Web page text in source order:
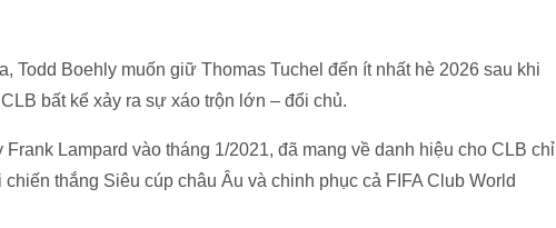
Todd Boehly muốn giữ Thomas Tuchel đến ít nhất hè 2026 sau khi
bất kể xảy ra sự xáo trộn lớn – đổi chủ.
Lampard vào tháng 1/2021, đã mang về danh hiệu cho CLB chỉ
thắng Siêu cúp châu Âu và chinh phục cả FIFA Club World